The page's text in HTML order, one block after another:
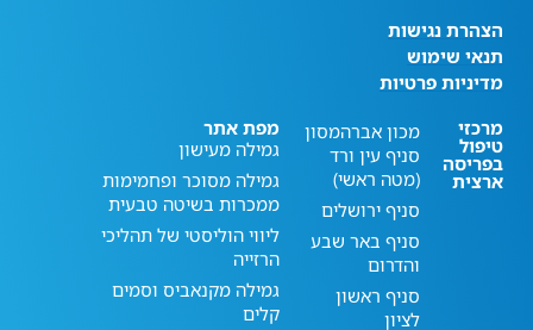
הצהרת נגישות
תנאי שימוש
מדיניות פרטיות
מרכזי
טיפול
בפריסה
ארצית
מכון אברהמסון
סניף עין ורד
(מטה ראשי)
סניף ירושלים
סניף באר שבע
והדרום
סניף ראשון
לציון
מפת אתר
גמילה מעישון
גמילה מסוכר ופחמימות
ממכרות בשיטה טבעית
ליווי הוליסטי של תהליכי
הרזייה
גמילה מקנאביס וסמים
קלים